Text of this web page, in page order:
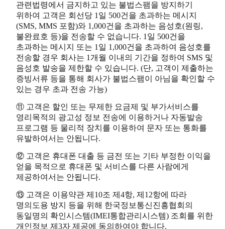
관련법령에서 금지하고 있는 불법스팸을 방지하기
위하여 고객은 회선당 1일 500건을 초과하는 메시지
(SMS, MMS 포함)와 1,000건을 초과하는 음성호(원링,
불완료호 등)을 전송할 수 없습니다. 1일 500건을
초과하는 메시지 또는 1일 1,000건을 초과하여 음성호를
전송할 경우 회사는 1개월 이내의 기간을 정하여 SMS 및
음성호 발송을 제한할 수 있습니다. (단, 고객이 제출하는
증빙서류 등을 통해 회사가 불법스팸이 아님을 확인할 수
있는 경우 초과 전송 가능)
⑪ 고객은 할인 또는 무제한 요금제 및 부가서비스를
영리목적의 광고성 정보 전송에 이용하거나 자동발송
프로그램 등 물리적 장치를 이용하여 문자 또는 통화를
유발하여서는 안됩니다.
⑫ 고객은 휴대폰 대출 등 금전 또는 기타 부정한 이익을
얻을 목적으로 휴대폰 및 서비스를 다른 사람에게
제공하여서는 안됩니다.
⑬ 고객은 이용약관 제10조 제4항, 제12항에 따라
명의도용 방지 등을 위해 한국정보통신진흥협회의
동일명의 확인시스템(IMEI통합관리시스템) 조회를 위한
개인정보 제3자 제공에 동의하여야 합니다.